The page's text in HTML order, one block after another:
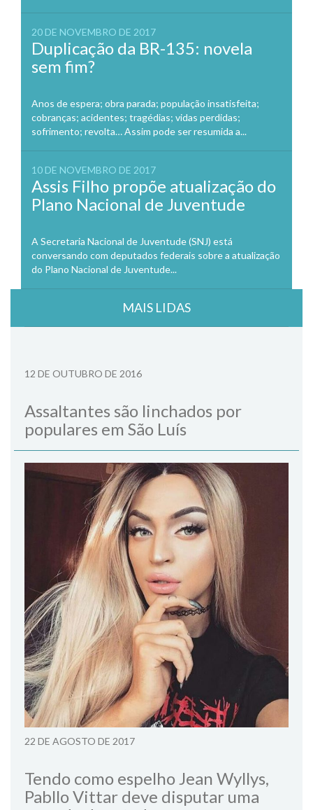
20 DE NOVEMBRO DE 2017
Duplicação da BR-135: novela
sem fim?
Anos de espera; obra parada; população insatisfeita;
cobranças; acidentes; tragédias; vidas perdidas;
sofrimento; revolta… Assim pode ser resumida a...
10 DE NOVEMBRO DE 2017
Assis Filho propõe atualização do
Plano Nacional de Juventude
A Secretaria Nacional de Juventude (SNJ) está
conversando com deputados federais sobre a atualização
do Plano Nacional de Juventude...
MAIS LIDAS
12 DE OUTUBRO DE 2016
Assaltantes são linchados por
populares em São Luís
22 DE AGOSTO DE 2017
Tendo como espelho Jean Wyllys,
Pabllo Vittar deve disputar uma